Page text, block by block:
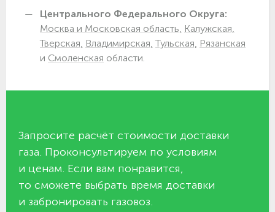
Центрального Федерального Округа:
Москва и Московская область, Калужская,
Тверская, Владимирская, Тульская, Рязанская
и Смоленская области.
Запросите расчёт стоимости доставки
газа. Проконсультируем по условиям
и ценам. Если вам понравится,
то сможете выбрать время доставки
и забронировать газовоз.